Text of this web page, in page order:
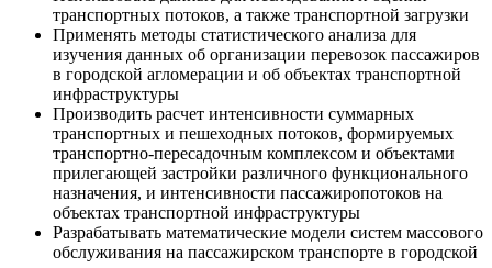
транспортных потоков, а также транспортной загрузки
Применять методы статистического анализа для
изучения данных об организации перевозок пассажиров
в городской агломерации и об объектах транспортной
инфраструктуры
Производить расчет интенсивности суммарных
транспортных и пешеходных потоков, формируемых
транспортно-пересадочным комплексом и объектами
прилегающей застройки различного функционального
назначения, и интенсивности пассажиропотоков на
объектах транспортной инфраструктуры
Разрабатывать математические модели систем массового
обслуживания на пассажирском транспорте в городской